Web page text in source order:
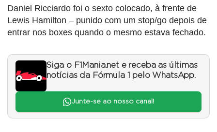
Daniel Ricciardo foi o sexto colocado, à frente de
Lewis Hamilton – punido com um stop/go depois de
entrar nos boxes quando o mesmo estava fechado.
Siga o F1Mania.net e receba as últimas
notícias da Fórmula 1 pelo WhatsApp.
Junte-se ao nosso canal!